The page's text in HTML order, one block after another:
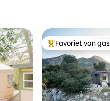
Topfavoriet van
Favoriet van